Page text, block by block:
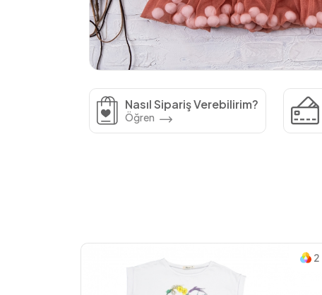
Nasıl Sipariş Verebilirim?
Öğren
2